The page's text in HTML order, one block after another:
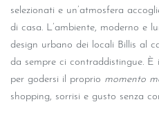
selezionati e un’atmosfera
di casa. L’ambiente, moderno e
design urbano dei locali Billis al
da sempre ci contraddistingue. È
per godersi il proprio momento
shopping, sorrisi e gusto senza